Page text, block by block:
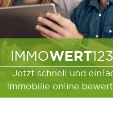
IMMOWERT
Jetzt schnell und
Immobilie online